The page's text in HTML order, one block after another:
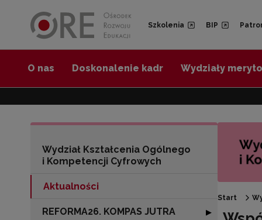
Szkolenia BIP
O nas Doskonalenie kadr Wydziały
Wydział Kształcenia Ogólnego
i Kompetencji Cyfrowych
Aktualności
REFORMA26. KOMPAS JUTRA Rozwiń sekcję
▶
Start